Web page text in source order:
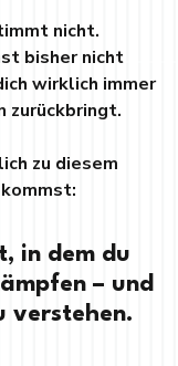
nicht.
bisher nicht
wirklich immer
zurückbringt.
zu diesem
in dem du
– und
verstehen.